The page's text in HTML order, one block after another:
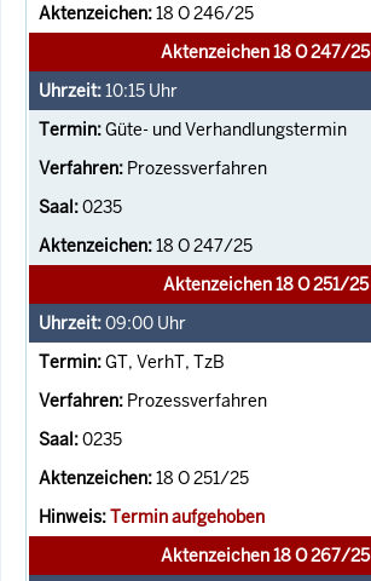
18 O 246/25
Aktenzeichen 18 O 247/25
10:15 Uhr
Güte- und Verhandlungstermin
Prozessverfahren
0235
18 O 247/25
Aktenzeichen 18 O 251/25
09:00 Uhr
GT, VerhT, TzB
Prozessverfahren
0235
18 O 251/25
Termin aufgehoben
Aktenzeichen 18 O 267/25